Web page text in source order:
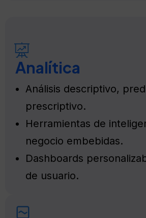
Analítica
Análisis descriptivo,
prescriptivo.
Herramientas de
negocio embebidas.
Dashboards
de usuario.